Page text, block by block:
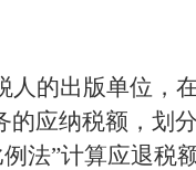
人的出版单位，
应纳税额，划
法”计算应退税